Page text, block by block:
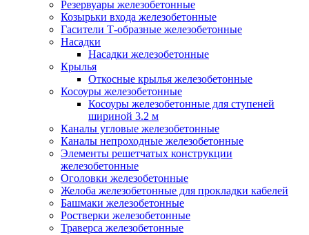
Резервуары железобетонные
Козырьки входа железобетонные
Гасители Т-образные железобетонные
Насадки
Насадки железобетонные
Крылья
Откосные крылья железобетонные
Косоуры железобетонные
Косоуры железобетонные для ступеней
шириной 3.2 м
Каналы угловые железобетонные
Каналы непроходные железобетонные
Элементы решетчатых конструкции
железобетонные
Оголовки железобетонные
Желоба железобетонные для прокладки кабелей
Башмаки железобетонные
Ростверки железобетонные
Траверса железобетонные